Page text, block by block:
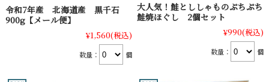
令和7年産 北海道産 黒千石
900g【メール便】
¥1,560(税込)
数量： 個
大人気！鮭とししゃものぷちぷち
鮭焼ほぐし 2個セット
¥990(税込)
数量： 個